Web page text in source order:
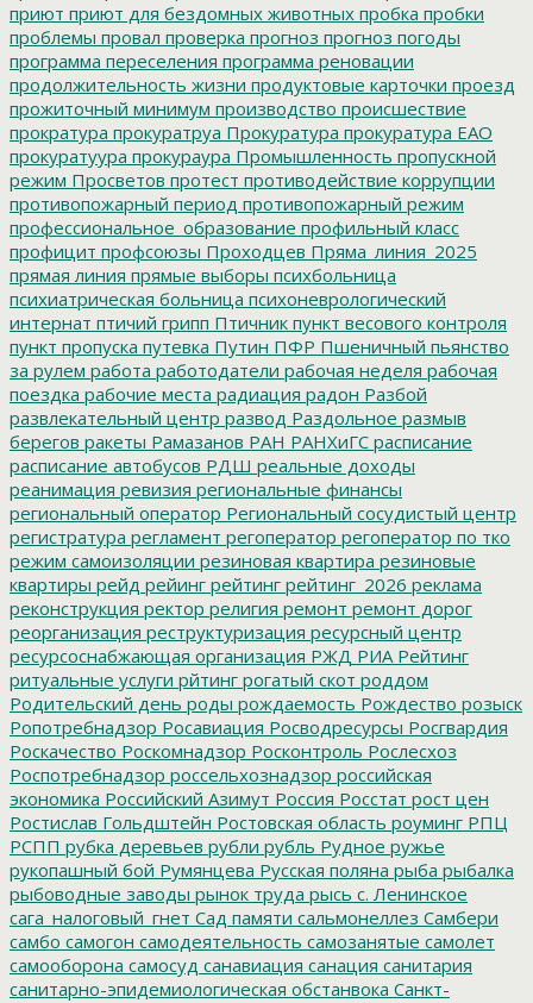
приют приют для бездомных животных пробка пробки
проблемы провал проверка прогноз прогноз погоды
программа переселения программа реновации
продолжительность жизни продуктовые карточки проезд
прожиточный минимум производство происшествие
прократура прокуратруа Прокуратура прокуратура ЕАО
прокуратуура прокураура Промышленность пропускной
режим Просветов протест противодействие коррупции
противопожарный период противопожарный режим
профессиональное_образование профильный класс
профицит профсоюзы Проходцев Пряма_линия_2025
прямая линия прямые выборы психбольница
психиатрическая больница психоневрологический
интернат птичий грипп Птичник пункт весового контроля
пункт пропуска путевка Путин ПФР Пшеничный пьянство
за рулем работа работодатели рабочая неделя рабочая
поездка рабочие места радиация радон Разбой
развлекательный центр развод Раздольное размыв
берегов ракеты Рамазанов РАН РАНХиГС расписание
расписание автобусов РДШ реальные доходы
реанимация ревизия региональные финансы
региональный оператор Региональный сосудистый центр
регистратура регламент регоператор регоператор по тко
режим самоизоляции резиновая квартира резиновые
квартиры рейд рейинг рейтинг рейтинг_2026 реклама
реконструкция ректор религия ремонт ремонт дорог
реорганизация реструктуризация ресурсный центр
ресурсоснабжающая организация РЖД РИА Рейтинг
ритуальные услуги рйтинг рогатый скот роддом
Родительский день роды рождаемость Рождество розыск
Ропотребнадзор Росавиация Росводресурсы Росгвардия
Роскачество Роскомнадзор Росконтроль Рослесхоз
Роспотребнадзор россельхознадзор российская
экономика Российский Азимут Россия Росстат рост цен
Ростислав Гольдштейн Ростовская область роуминг РПЦ
РСПП рубка деревьев рубли рубль Рудное ружье
рукопашный бой Румянцева Русская поляна рыба рыбалка
рыбоводные заводы рынок труда рысь с. Ленинское
сага_налоговый_гнет Сад памяти сальмонеллез Самбери
самбо самогон самодеятельность самозанятые самолет
самооборона самосуд санавиация санация санитария
санитарно-эпидемиологическая обстанвока Санкт-